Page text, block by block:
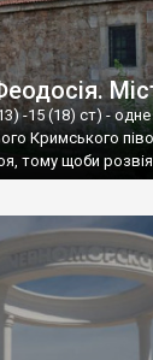
-15 (18) ст) - одне
Кримського
тому щоби
це